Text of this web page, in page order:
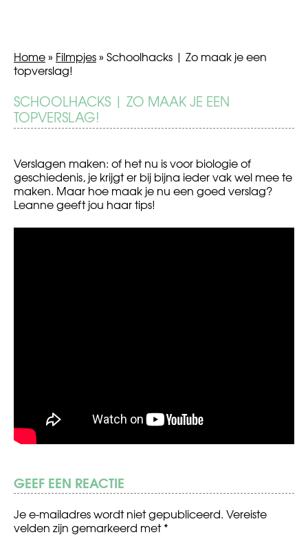
Home» Filmpjes» Schoolhacks | Zo maak je een
topverslag!
SCHOOLHACKS | ZO MAAK JE EEN
TOPVERSLAG!
Verslagen maken: of het nu is voor biologie of
geschiedenis, je krijgt er bij bijna ieder vak wel mee te
maken. Maar hoe maak je nu een goed verslag?
Leanne geeft jou haar tips!
BERICHT
NAVIGATIE
De
straat
op
seksuele
intimidatie
Alcohol
&
jongeren:
van
Jellinek
GEEF EEN REACTIE
Je e-mailadres wordt niet gepubliceerd. Vereiste
velden zijn gemarkeerd met*